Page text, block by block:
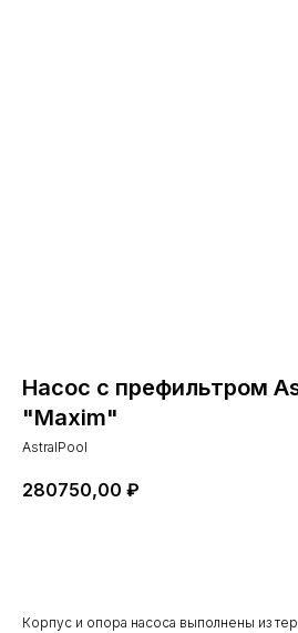
Насос с префильтром
"Maxim"
AstralPool
280750,00 ₽
Корпус и опора насоса выполнены из